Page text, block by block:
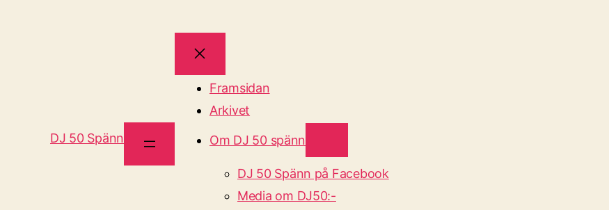
DJ 50 Spänn
Framsidan
Arkivet
Om DJ 50 spänn
DJ 50 Spänn på Facebook
Media om DJ50:-